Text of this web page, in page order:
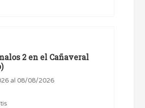
2 en el Cañaveral
al 08/08/2026